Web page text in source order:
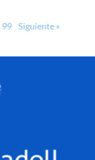
99 Siguiente »